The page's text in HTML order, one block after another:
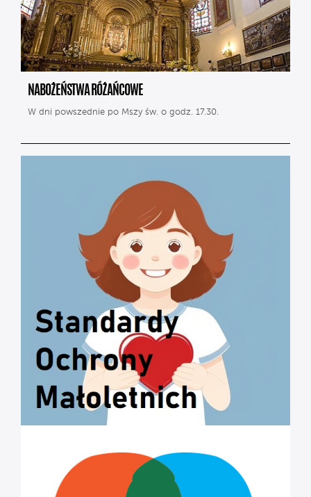
NABOŻEŃSTWA RÓŻAŃCOWE
W dni powszednie po Mszy św. o godz. 17.30.